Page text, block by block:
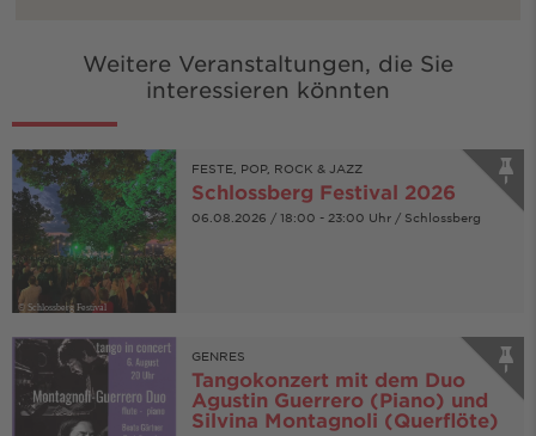
Weitere Veranstaltungen, die Sie
interessieren könnten
© Schlossberg Festival
FESTE, POP, ROCK & JAZZ
Schlossberg Festival 2026
06.08.2026 / 18:00 - 23:00 Uhr / Schlossberg
GENRES
Tangokonzert mit dem Duo
Agustin Guerrero (Piano) und
Silvina Montagnoli (Querflöte)